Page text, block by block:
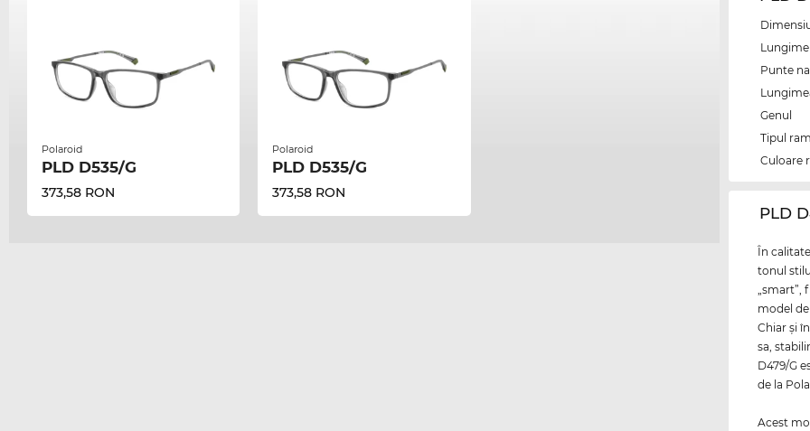
Polaroid
PLD D535/G
373,58 RON
Polaroid
PLD D535/G
373,58 RON
Punte
Genul
Tipul
Culoare
‌PLD
În
tonul
„smart”,
model
Chiar şi
sa,
D479/G
de la
Acest